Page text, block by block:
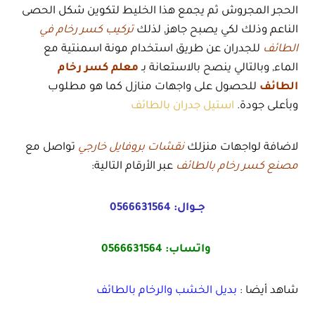
الحجر المجروش ثم يجمع هذا الخليط لتكوين شكل الحصى
الناعم وذلك لكي يصبح جاهز, لذلك تركيب كسر رخام في
الطائف للجدران عن طريق استخدام مونة اسمنتية مع
الماء, وبالتالي ينصح بالاستعانة بـ معلم كسر رخام
الطائف للحصول على واجهات منازل كما هو مطلوب
وبأعلى جودة. استيل جدران بالطائف
لاضافة لواجهات منزلك نقشات بروفايل خارجي تواصل مع
مصنع كسر رخام بالطائف عبر الأرقام التالية:
جــوال: 0566631564
واتساب: 0566631564
شاهد أيضا : بديل الخشب والرخام بالطائف